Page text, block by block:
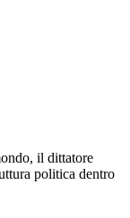
il dittatore
politica dentro